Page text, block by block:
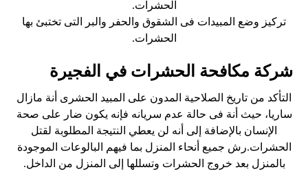
الحشرات.
تركيز وضع المبيدات فى الشقوق والحفر والبر التى تختبئ بها
الحشرات.
شركة مكافحة الحشرات في الفجيرة
التأكد من تاريخ الصلاحية المدون على المبيد الحشرى أنة مازال
ساريا، حيث أنة فى حالة عدم سريانه فإنه يكون ضار على صحة
الإنسان بالإضافة إلى أنه لن يعطي النتيجة المطلوبة لقتل
الحشرات.رش جميع أنحاء المنزل بما فيهم البالوعات الموجودة
بالمنزل بعد خروج الحشرات وتسللها إلى المنزل من الداخل.